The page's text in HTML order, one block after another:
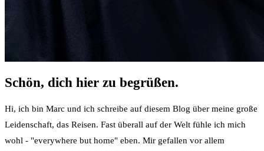
Schön, dich hier zu begrüßen.
Hi, ich bin Marc und ich schreibe auf diesem Blog über meine große
Leidenschaft, das Reisen. Fast überall auf der Welt fühle ich mich
wohl - "everywhere but home" eben. Mir gefallen vor allem